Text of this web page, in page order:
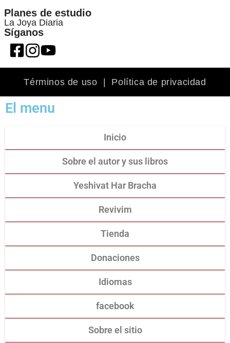
Planes de estudio
La Joya Diaria
Síganos
Términos de uso Política de privacidad
El menu
Inicio
Sobre el autor y sus libros
Yeshivat Har Bracha
Revivim
Tienda
Donaciones
Idiomas
facebook
Sobre el sitio